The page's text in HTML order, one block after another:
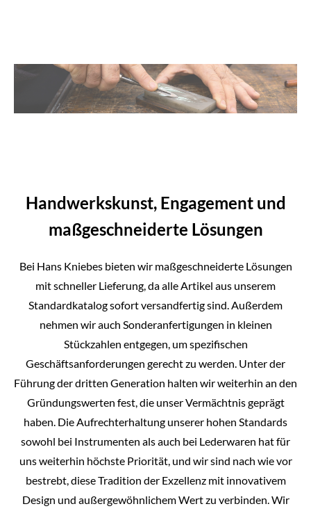
Handwerkskunst, Engagement und
maßgeschneiderte Lösungen
Bei Hans Kniebes bieten wir maßgeschneiderte Lösungen
mit schneller Lieferung, da alle Artikel aus unserem
Standardkatalog sofort versandfertig sind. Außerdem
nehmen wir auch Sonderanfertigungen in kleinen
Stückzahlen entgegen, um spezifischen
Geschäftsanforderungen gerecht zu werden. Unter der
Führung der dritten Generation halten wir weiterhin an den
Gründungswerten fest, die unser Vermächtnis geprägt
haben. Die Aufrechterhaltung unserer hohen Standards
sowohl bei Instrumenten als auch bei Lederwaren hat für
uns weiterhin höchste Priorität, und wir sind nach wie vor
bestrebt, diese Tradition der Exzellenz mit innovativem
Design und außergewöhnlichem Wert zu verbinden. Wir